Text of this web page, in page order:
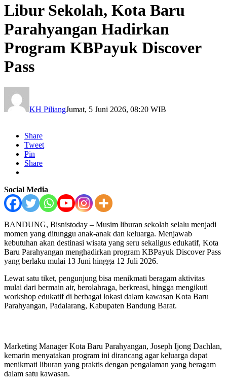
Libur Sekolah, Kota Baru
Parahyangan Hadirkan
Program KBPayuk Discover
Pass
KH PiliangJumat, 5 Juni 2026, 08:20 WIB
Share
Tweet
Pin
Share
Social Media
BANDUNG, Bisnistoday – Musim liburan sekolah selalu menjadi
momen yang ditunggu anak-anak dan keluarga. Menjawab
kebutuhan akan destinasi wisata yang seru sekaligus edukatif, Kota
Baru Parahyangan menghadirkan program KBPayuk Discover Pass
yang berlaku mulai 13 Juni hingga 12 Juli 2026.
Lewat satu tiket, pengunjung bisa menikmati beragam aktivitas
mulai dari bermain air, berolahraga, berkreasi, hingga mengikuti
workshop edukatif di berbagai lokasi dalam kawasan Kota Baru
Parahyangan, Padalarang, Kabupaten Bandung Barat.
Marketing Manager Kota Baru Parahyangan, Joseph Ijong Dachlan,
kemarin menyatakan program ini dirancang agar keluarga dapat
menikmati liburan yang praktis dengan pengalaman yang beragam
dalam satu kawasan.